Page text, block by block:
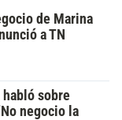
de Marina
a TN
habló sobre
negocio la